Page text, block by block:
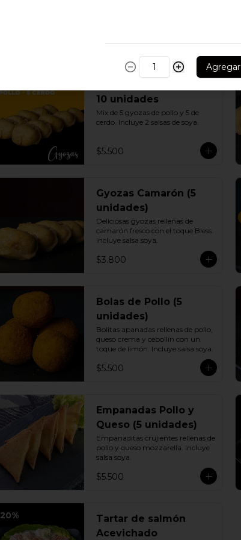
10 unidades
Mix de 5 gyozas de pollo y 5 de
cerdo. Incluye 2 salsas de soya.
$5.500
Gyozas Camarón (5
unidades)
Deliciosas gyozas rellenas de
camarón fresco con el toque Bless.
Incluye salsa soya.
$3.800
Bolas de Pollo (5
unidades)
Bolitas apanadas rellenas de pollo,
queso crema y cebollín con un
toque de limón. Incluye salsa soya.
$5.500
Empanadas Pollo y
Queso (5 unidades)
Empanaditas crujientes rellenas de
pollo y queso mozzarella. Incluye
salsa soya.
$5.500
20%
Tartar de salmón
Acevichado
Agregar